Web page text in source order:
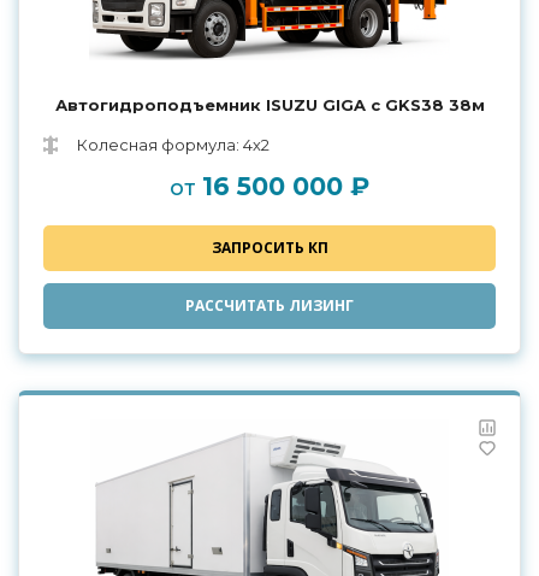
Автогидроподъемник ISUZU GIGA с GKS38 38м
Колесная формула: 4х2
от 16 500 000 ₽
ЗАПРОСИТЬ КП
РАССЧИТАТЬ ЛИЗИНГ